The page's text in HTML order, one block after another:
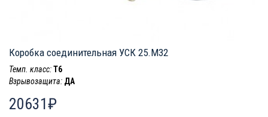
Коробка соединительная УСК 25.M32
Темп. класс:T6
Взрывозащита: ДА
20631₽